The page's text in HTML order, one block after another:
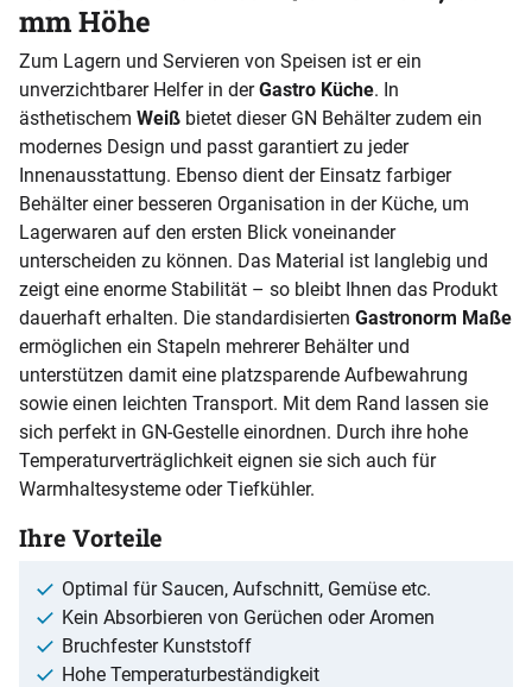
mm Höhe
Zum Lagern und Servieren von Speisen ist er ein
unverzichtbarer Helfer in derGastro Küche. In
ästhetischem Weiß bietet dieser GN Behälter zudem ein
modernes Design und passt garantiert zu jeder
Innenausstattung. Ebenso dient der Einsatz farbiger
Behälter einer besseren Organisation in der Küche, um
Lagerwaren auf den ersten Blick voneinander
unterscheiden zu können. Das Material ist langlebig und
zeigt eine enorme Stabilität – so bleibt Ihnen das Produkt
dauerhaft erhalten. Die standardisierten Gastronorm Maße
ermöglichen ein Stapeln mehrerer Behälter und
unterstützen damit eine platzsparende Aufbewahrung
sowie einen leichten Transport. Mit dem Rand lassen sie
sich perfekt in GN-Gestelle einordnen. Durch ihre hohe
Temperaturverträglichkeit eignen sie sich auch für
Warmhaltesysteme oder Tiefkühler.
Ihre Vorteile
Optimal für Saucen, Aufschnitt, Gemüse etc.
Kein Absorbieren von Gerüchen oder Aromen
Bruchfester Kunststoff
Hohe Temperaturbeständigkeit